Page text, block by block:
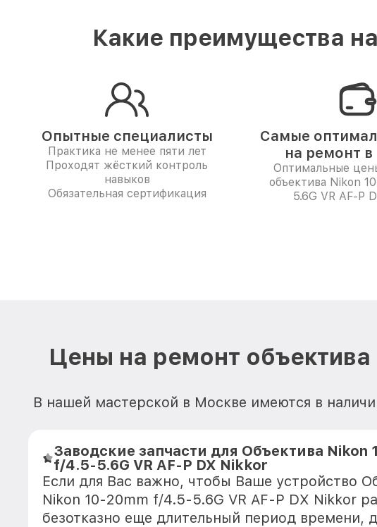
Какие преимущества
Опытные специалисты
Практика не менее пяти лет
Проходят жёсткий контроль
навыков
Обязательная сертификация
Самые
на ремонт
Оптимальные
объектива Nikon
5.6G VR AF-P
Цены на ремонт
В нашей мастерской в Москве имеются в
Заводские запчасти для Объектива Nikon
f/4.5-5.6G VR AF-P DX Nikkor
Если для Вас важно, чтобы Ваше устройство
Nikon 10-20mm f/4.5-5.6G VR AF-P DX Nikkor
безотказно еще длительный период времени,